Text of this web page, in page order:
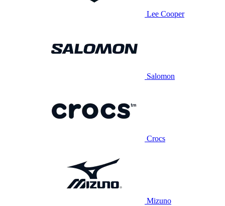
Lee Cooper
Salomon
Crocs
Mizuno